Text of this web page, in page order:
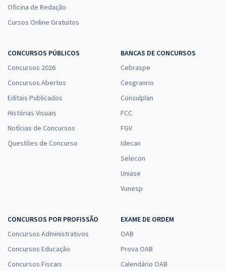
Oficina de Redação
Cursos Online Gratuitos
CONCURSOS PÚBLICOS
Concursos 2026
Concursos Abertos
Editais Publicados
Histórias Visuais
Notícias de Concursos
Questões de Concurso
BANCAS DE CONCURSOS
Cebraspe
Cesgranrio
Consulplan
FCC
FGV
Idecan
Selecon
Uniase
Vunesp
CONCURSOS POR PROFISSÃO
Concursos Administrativos
Concursos Educação
Concursos Fiscais
EXAME DE ORDEM
OAB
Prova OAB
Calendário OAB